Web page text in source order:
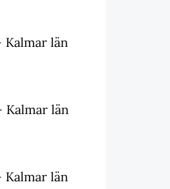
län
län
län